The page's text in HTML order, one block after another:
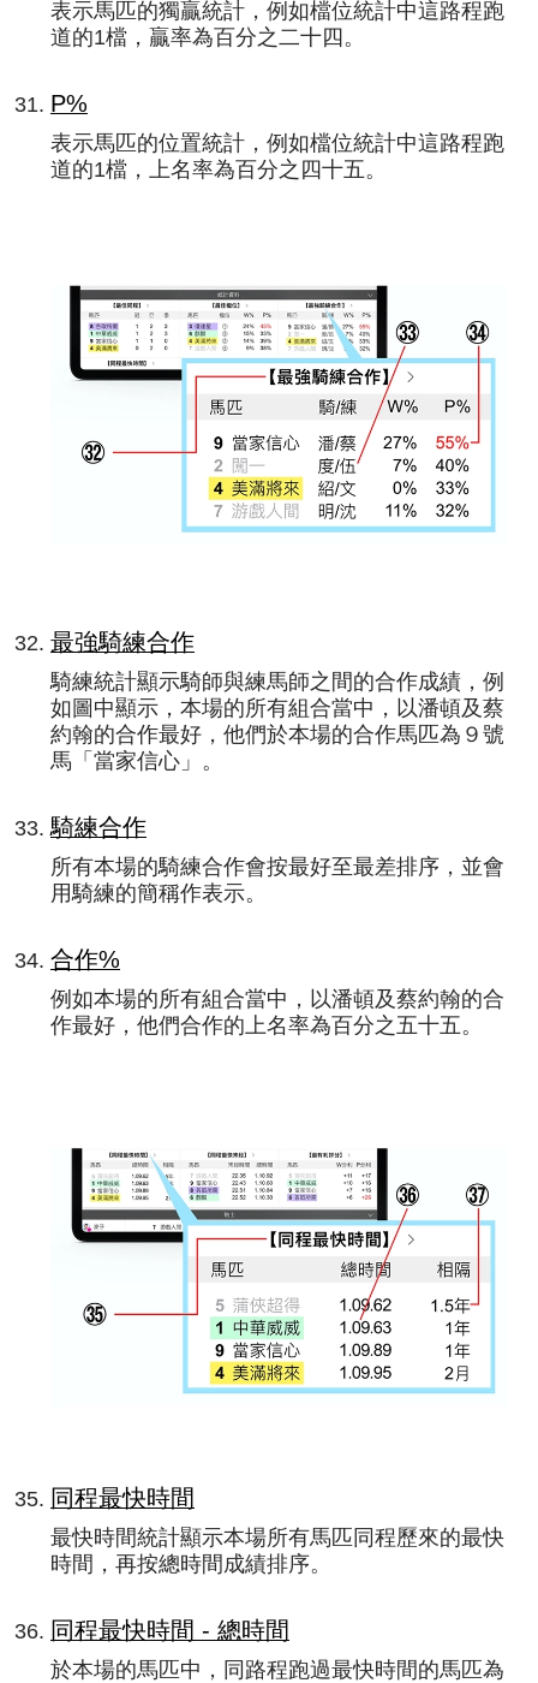
表示馬匹的獨贏統計，例如檔位統計中這路程跑
道的1檔，贏率為百分之二十四。
P%
表示馬匹的位置統計，例如檔位統計中這路程跑
道的1檔，上名率為百分之四十五。
最強騎練合作
騎練統計顯示騎師與練馬師之間的合作成績，例
如圖中顯示，本場的所有組合當中，以潘頓及蔡
約翰的合作最好，他們於本場的合作馬匹為９號
馬「當家信心」。
騎練合作
所有本場的騎練合作會按最好至最差排序，並會
用騎練的簡稱作表示。
合作%
例如本場的所有組合當中，以潘頓及蔡約翰的合
作最好，他們合作的上名率為百分之五十五。
同程最快時間
最快時間統計顯示本場所有馬匹同程歷來的最快
時間，再按總時間成績排序。
同程最快時間 - 總時間
於本場的馬匹中，同路程跑過最快時間的馬匹為